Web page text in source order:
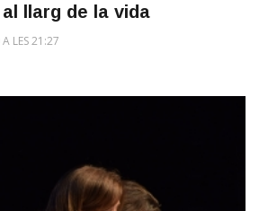
llarg de la vida
LES 21:27